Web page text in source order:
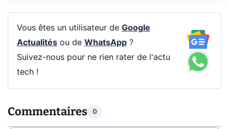
Vous êtes un utilisateur de Google
Actualitésou de WhatsApp?
Suivez-nous pour ne rien rater de l'actu
tech !
Commentaires 0